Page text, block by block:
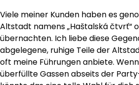
Viele meiner Kunden haben es
Altstadt namens „Haštalská čtvrť“
übernachten. Ich liebe diese
abgelegene, ruhige Teile der
oft meine Führungen anbiete.
überfüllte Gassen abseits der